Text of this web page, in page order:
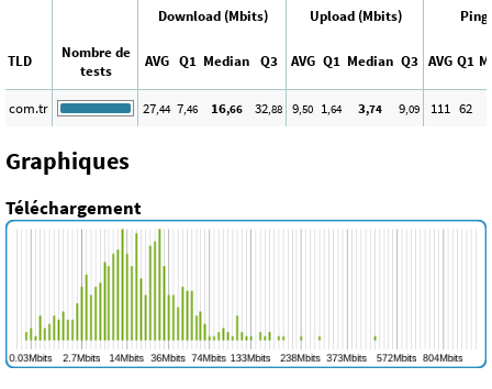
Download (Mbits) Upload (Mbits) Ping
TLD
Nombre de
tests
AVG Q1 Median Q3 AVG Q1 Median Q3 AVG Q1
com.tr 27,44 7,46 16,66 32,88 9,50 1,64 3,74 9,09 111 62
Graphiques
Téléchargement